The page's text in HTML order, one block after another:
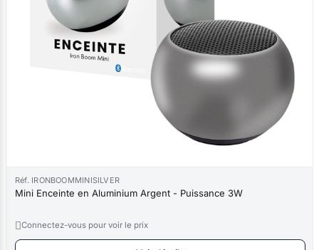
Réf. IRONBOOMMINISILVER
Mini Enceinte en Aluminium Argent - Puissance 3W
Connectez-vous pour voir le prix